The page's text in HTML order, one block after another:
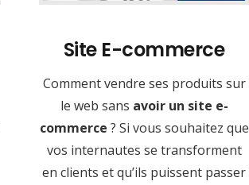
Site E-commerce
Comment vendre ses produits sur
le web sans avoir un site e-
commerce ? Si vous souhaitez que
vos internautes se transforment
en clients et qu’ils puissent passer